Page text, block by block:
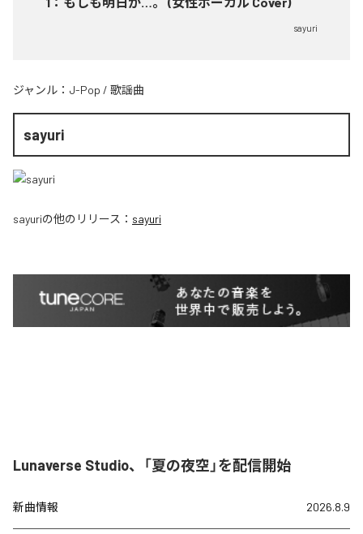
sayuri
ジャンル： J-Pop / 歌謡曲
sayuri
sayuriの他のリリース： sayuri
Lunaverse Studio、「夏の夜空」を配信開始
新曲情報 2026.8.9